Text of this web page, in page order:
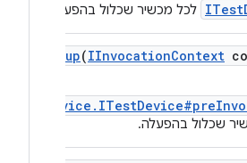
לכל מכשיר שכלול בהפעלה.
Setup(IInvocationContext
שכלול בהפעלה.